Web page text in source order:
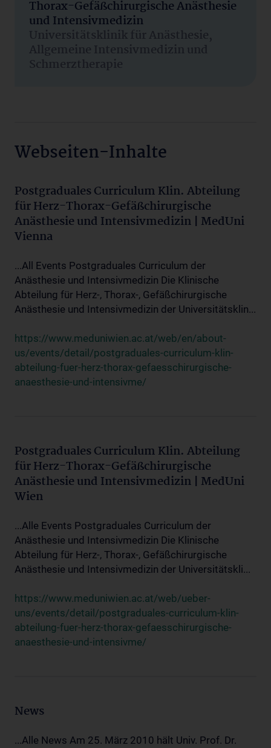
Thorax-Gefäßchirurgische Anästhesie
und Intensivmedizin
Universitätsklinik für Anästhesie,
Allgemeine Intensivmedizin und
Schmerztherapie
Webseiten-Inhalte
Postgraduales Curriculum Klin. Abteilung
für Herz-Thorax-Gefäßchirurgische
Anästhesie und Intensivmedizin | MedUni
Vienna
...All Events Postgraduales Curriculum der
Anästhesie und Intensivmedizin Die Klinische
Abteilung für Herz-, Thorax-, Gefäßchirurgische
Anästhesie und Intensivmedizin der Universitätsklin...
https://www.meduniwien.ac.at/web/en/about-
us/events/detail/postgraduales-curriculum-klin-
abteilung-fuer-herz-thorax-gefaesschirurgische-
anaesthesie-und-intensivme/
Postgraduales Curriculum Klin. Abteilung
für Herz-Thorax-Gefäßchirurgische
Anästhesie und Intensivmedizin | MedUni
Wien
...Alle Events Postgraduales Curriculum der
Anästhesie und Intensivmedizin Die Klinische
Abteilung für Herz-, Thorax-, Gefäßchirurgische
Anästhesie und Intensivmedizin der Universitätskli...
https://www.meduniwien.ac.at/web/ueber-
uns/events/detail/postgraduales-curriculum-klin-
abteilung-fuer-herz-thorax-gefaesschirurgische-
anaesthesie-und-intensivme/
News
...Alle News Am 25. März 2010 hält Univ. Prof. Dr.